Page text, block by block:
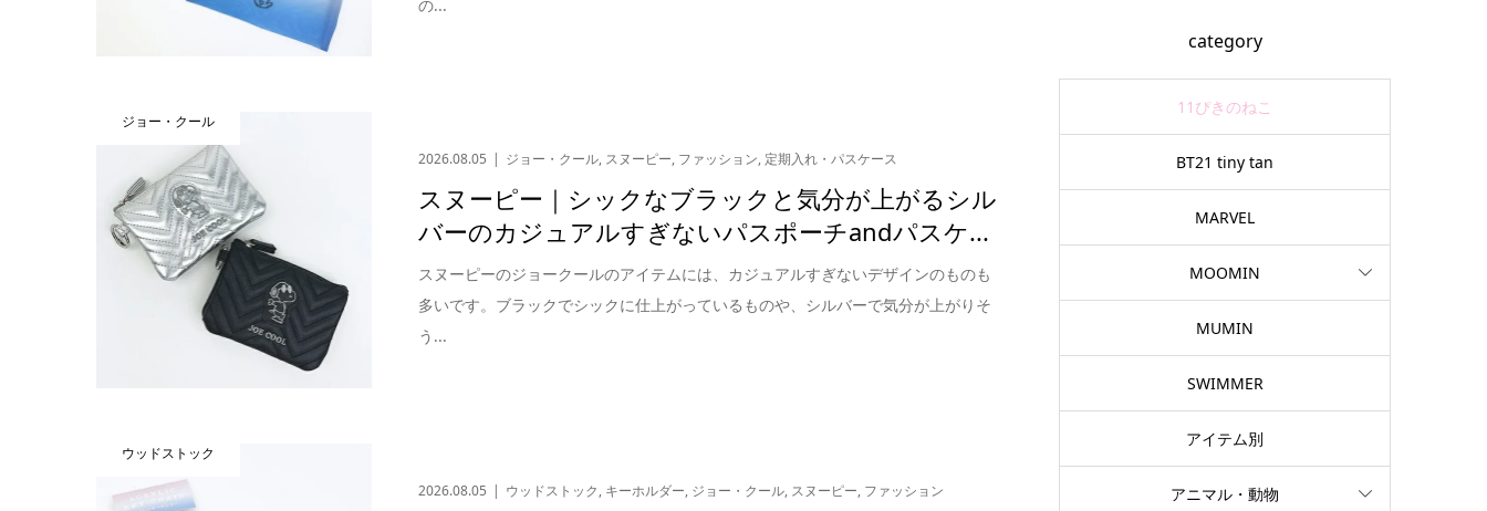
の...
ジョー・クール
2026.08.05 ジョー・クール, スヌーピー, ファッション,定期入れ・パスケース
スヌーピー｜シックなブラックと気分が上がるシル
バーのカジュアルすぎないパスポーチandパスケ...
スヌーピーのジョークールのアイテムには、カジュアルすぎないデザインのものも
多いです。ブラックでシックに仕上がっているものや、シルバーで気分が上がりそ
う...
ウッドストック
2026.08.05 ウッドストック, キーホルダー, ジョー・クール, スヌーピー, ファッション
category
11ぴきのねこ
BT21 tiny tan
MARVEL
MOOMIN
MUMIN
SWIMMER
アイテム別
アニマル・動物